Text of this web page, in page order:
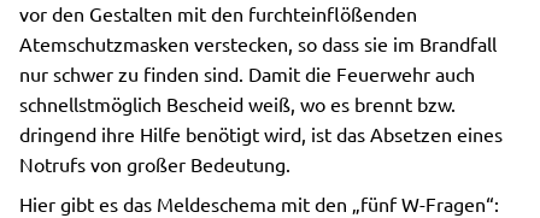
vor den Gestalten mit den furchteinflößenden
Atemschutzmasken verstecken, so dass sie im Brandfall
nur schwer zu finden sind. Damit die Feuerwehr auch
schnellstmöglich Bescheid weiß, wo es brennt bzw.
dringend ihre Hilfe benötigt wird, ist das Absetzen eines
Notrufs von großer Bedeutung.
Hier gibt es das Meldeschema mit den „fünf W-Fragen“: